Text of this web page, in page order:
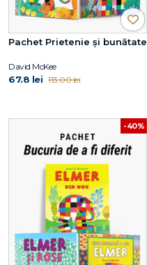
Pachet Prietenie și bunătate
David McKee
67.8 lei 113.00 lei
-40%